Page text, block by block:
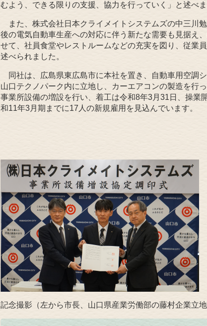
むよう、できる限りの支援、協力を行っていく」と述べま
また、株式会社日本クライメイトシステムズの中三川
後の電気自動車生産への対応に伴う新たな需要も見据え
せて、社員食堂やレストルームなどの充実を図り、従業
述べられました。
同社は、広島県東広島市に本社を置き、自動車用空調
山口テクノパーク内に立地し、カーエアコンの製造を行
事業所設備の増設を行い、着工は令和8年3月31日、操業
和11年3月期までに17人の新規雇用を見込んでいます。
記念撮影（左から市長、山口県産業労働部の藤村企業立